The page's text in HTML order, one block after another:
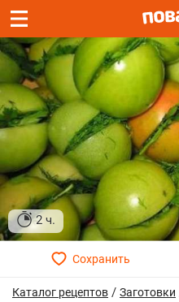
2 ч.
Каталог рецептов / Заготовки